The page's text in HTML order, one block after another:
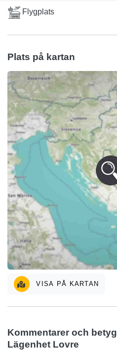
Flygplats
Plats på kartan
VISA PÅ KARTAN
Kommentarer och betyg
Lägenhet Lovre